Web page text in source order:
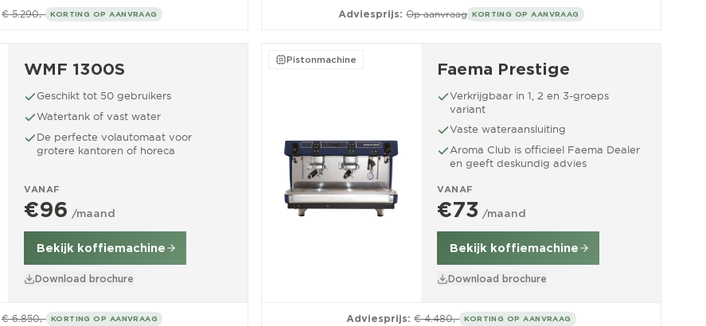
€ 5.290,- KORTING OP AANVRAAG Adviesprijs: Op aanvraag KORTING OP AANVRAAG
WMF 1300S
Geschikt tot 50 gebruikers
Watertank of vast water
De perfecte volautomaat voor
grotere kantoren of horeca
VANAF
€96 /maand
Bekijk koffiemachine
Download brochure
€ 6.850,- KORTING OP AANVRAAG
Pistonmachine
Faema Prestige
Verkrijgbaar in 1, 2 en 3-groeps
variant
Vaste wateraansluiting
Aroma Club is officieel Faema Dealer
en geeft deskundig advies
VANAF
€73 /maand
Bekijk koffiemachine
Download brochure
Adviesprijs: € 4.480,- KORTING OP AANVRAAG